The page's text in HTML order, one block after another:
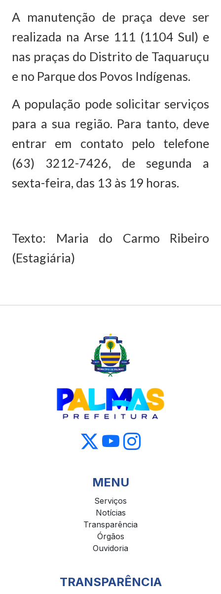
A manutenção de praça deve ser
realizada na Arse 111 (1104 Sul) e
nas praças do Distrito de Taquaruçu
e no Parque dos Povos Indígenas.
A população pode solicitar serviços
para a sua região. Para tanto, deve
entrar em contato pelo telefone
(63) 3212-7426, de segunda a
sexta-feira, das 13 às 19 horas.
Texto: Maria do Carmo Ribeiro
(Estagiária)
MENU
Serviços
Notícias
Transparência
Órgãos
Ouvidoria
TRANSPARÊNCIA